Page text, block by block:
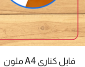
فايل كناري A4 ملون